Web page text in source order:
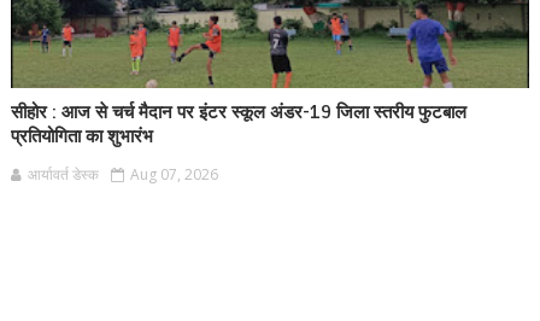
सीहोर : आज से चर्च मैदान पर इंटर स्कूल अंडर-19 जिला स्तरीय फुटबाल
प्रतियोगिता का शुभारंभ
आर्यावर्त डेस्क Aug 07, 2026